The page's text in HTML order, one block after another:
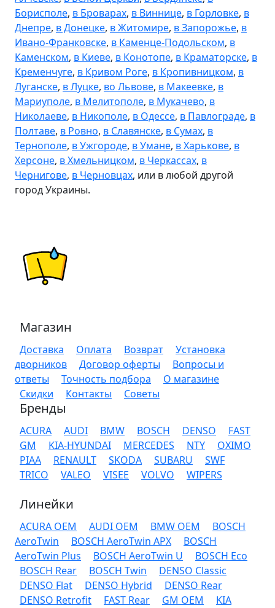
Борисполе, в Броварах, в Виннице, в Горловке, в
Днепре, в Донецке, в Житомире, в Запорожье, в
Ивано-Франковске, в Каменце-Подольском, в
Каменском, в Киеве, в Конотопе, в Краматорске, в
Кременчуге, в Кривом Роге, в Кропивницком, в
Луганске, в Луцке, во Львове, в Макеевке, в
Мариуполе, в Мелитополе, в Мукачево, в
Николаеве, в Никополе, в Одессе, в Павлограде, в
Полтаве, в Ровно, в Славянске, в Сумах, в
Тернополе, в Ужгороде, в Умане, в Харькове, в
Херсоне, в Хмельницком, в Черкассах, в
Чернигове, в Черновцах, или в любой другой
город Украины.
Магазин
Доставка Оплата Возврат
Установка
дворников
Договор оферты
Вопросы и
ответы
Точность подбора
О магазине
Скидки
Контакты Советы
Бренды
ACURA AUDI BMW BOSCH DENSO
FAST
GM
KIA-HYUNDAI MERCEDES NTY
OXIMO
PIAA
RENAULT SKODA SUBARU
SWF
TRICO
VALEO VISEE VOLVO WIPERS
Линейки
ACURA OEM AUDI OEM BMW OEM
BOSCH
AeroTwin
BOSCH AeroTwin APX
BOSCH
AeroTwin Plus
BOSCH AeroTwin U
BOSCH Eco
BOSCH Rear
BOSCH Twin
DENSO Classic
DENSO Flat
DENSO Hybrid
DENSO Rear
DENSO Retrofit
FAST Rear GM OEM
KIA